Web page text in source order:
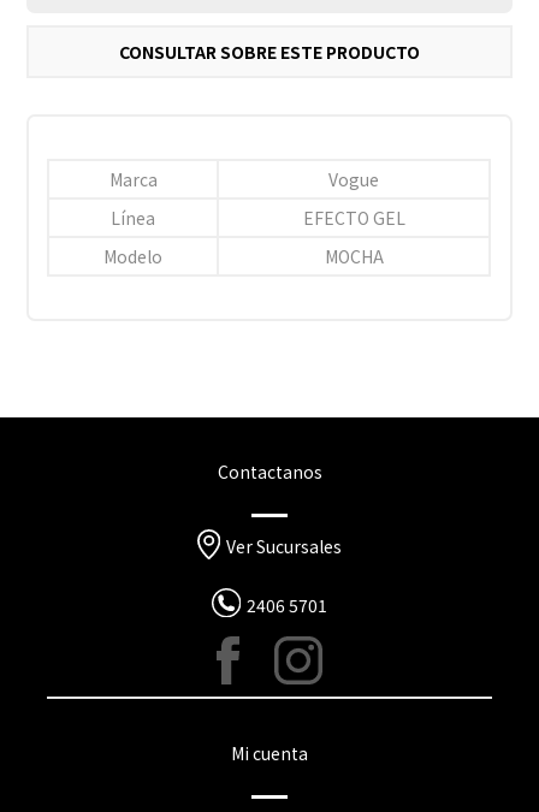
CONSULTAR SOBRE ESTE PRODUCTO
Marca
Vogue
Línea
EFECTO GEL
Modelo
MOCHA
Contactanos
Ver Sucursales
2406 5701
Mi cuenta